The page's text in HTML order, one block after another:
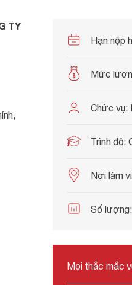
TY
Hạn nộp
Mức
Chức vụ:
Trình độ:
Nơi làm
Số lượng:
Mọi thắc mắc